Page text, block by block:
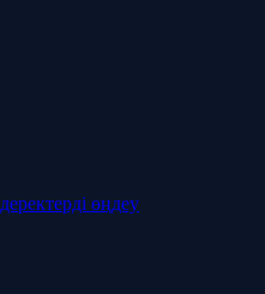
өңдеу